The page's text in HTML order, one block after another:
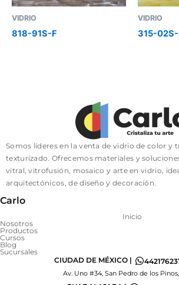
VIDRIO
818-91S-F
VIDRIO
315-02S-
Somos líderes en la venta de vidrio de color y
texturizado. Ofrecemos materiales y
vitral, vitrofusión, mosaico y arte en vidrio,
arquitectónicos, de diseño y decoración.
Carlo
Inicio
Nosotros
Productos
Cursos
Blog
Sucursales
CIUDAD DE MÉXICO |
Av. Uno #34, San Pedro de los